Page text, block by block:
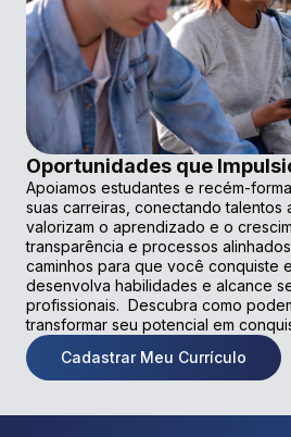
Oportunidades que
Apoiamos estudantes e recém-
suas carreiras, conectando talentos
valorizam o aprendizado e o
transparência e processos
caminhos para que você conquiste
desenvolva habilidades e alcance
profissionais. Descubra como
transformar seu potencial em
Cadastrar Meu Currículo